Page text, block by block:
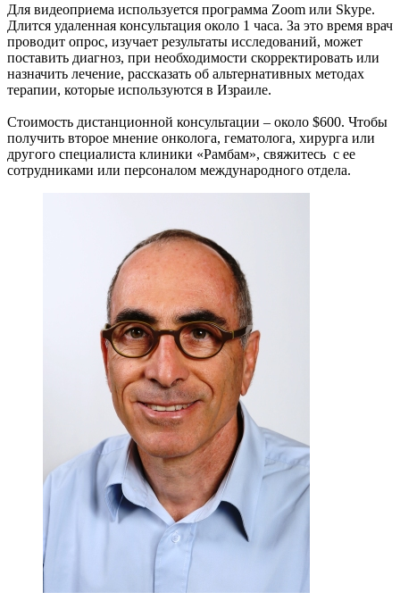
Для видеоприема используется программа Zoom или Skype.
Длится удаленная консультация около 1 часа. За это время врач
проводит опрос, изучает результаты исследований, может
поставить диагноз, при необходимости скорректировать или
назначить лечение, рассказать об альтернативных методах
терапии, которые используются в Израиле.
Стоимость дистанционной консультации – около $600. Чтобы
получить второе мнение онколога, гематолога, хирурга или
другого специалиста клиники «Рамбам», свяжитесь с ее
сотрудниками или персоналом международного отдела.